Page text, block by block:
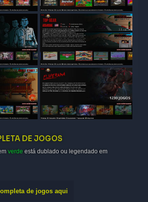
DE JOGOS
verde está dublado ou legendado em
de jogos aqui